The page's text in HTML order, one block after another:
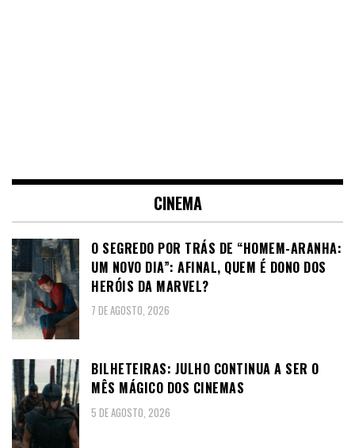
CINEMA
O SEGREDO POR TRÁS DE “HOMEM-ARANHA:
UM NOVO DIA”: AFINAL, QUEM É DONO DOS
HERÓIS DA MARVEL?
7 DE AGOSTO, 2026
BILHETEIRAS: JULHO CONTINUA A SER O
MÊS MÁGICO DOS CINEMAS
5 DE AGOSTO, 2026